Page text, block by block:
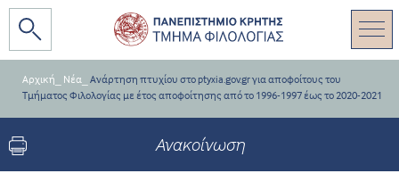
Αρχική Νέα Ανάρτηση πτυχίου στο ptyxia.gov.gr για αποφοίτους του
Τμήματος Φιλολογίας με έτος αποφοίτησης από το 1996-1997 έως το 2020-2021
Ανακοίνωση